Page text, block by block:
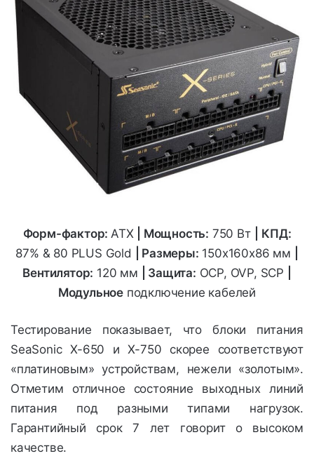
Форм-фактор:ATX Мощность: 750 Вт
КПД:
87% & 80 PLUS Gold
| Размеры: 150х160х86 мм
Вентилятор: 120 мм | Защита: OCP, OVP, SCP
Модульное подключение кабелей
Тестирование показывает, что блоки питания
SeaSonic Х-650 и Х-750 скорее соответствуют
«платиновым» устройствам, нежели «золотым».
Отметим отличное состояние выходных линий
питания под разными типами нагрузок.
Гарантийный срок 7 лет говорит о высоком
качестве.